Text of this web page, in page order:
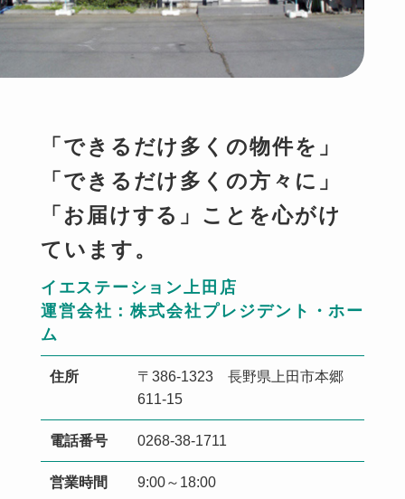
「できるだけ多くの物件を」
「できるだけ多くの方々に」
「お届けする」ことを心がけ
ています。
イエステーション上田店
運営会社：株式会社プレジデント・ホー
ム
住所
〒386-1323 長野県上田市本郷
611-15
電話番号 0268-38-1711
営業時間 9:00～18:00